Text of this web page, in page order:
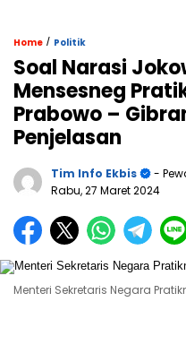
Home / Politik
Soal Narasi
Mensesneg
Prabowo –
Penjelasan
Tim Info Ekbis
-
Rabu, 27 Maret 2024
Menteri Sekretaris Negara